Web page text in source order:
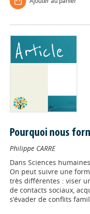
Pourquoi nous
Philippe CARRE
Dans Sciences
On peut suivre une
très différentes : viser
de contacts sociaux,
s’évader de conflits